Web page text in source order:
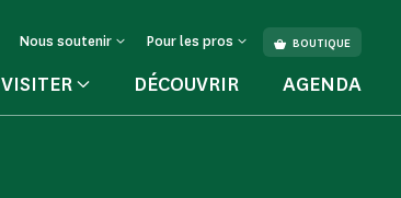
Nous soutenir Pour les pros BOUTIQUE
VISITER DÉCOUVRIR AGENDA